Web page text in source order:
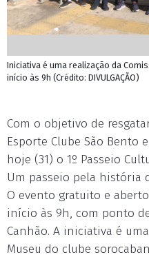
Iniciativa é uma realização da
início às 9h (Crédito: DIVULGAÇÃO)
Com o objetivo de
Esporte Clube São Bento
hoje (31) o 1º Passeio
Um passeio pela história
O evento gratuito e
início às 9h, com ponto
Canhão. A iniciativa é
Museu do clube